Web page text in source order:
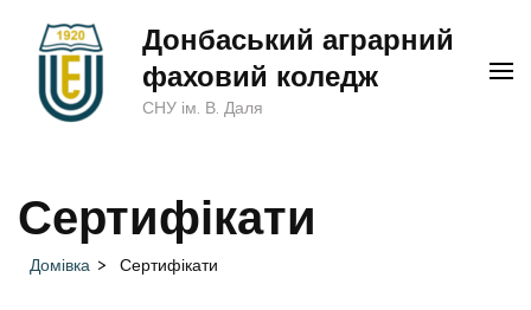
(натисніть
Донбаський аграрний
фаховий коледж
СНУ ім. В. Даля
Сертифікати
Домівка > Сертифікати